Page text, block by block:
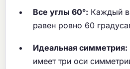
Все углы 60°: Каждый
равен ровно 60
Идеальная симметрия:
имеет три оси